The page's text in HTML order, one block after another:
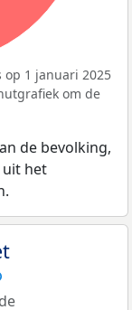
op 1 januari 2025
om de
de bevolking,
het